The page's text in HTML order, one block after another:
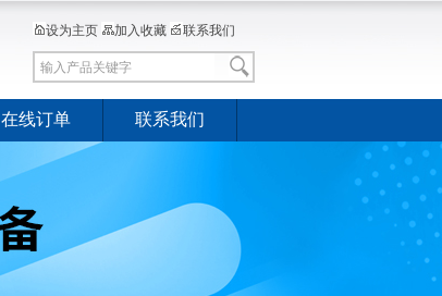
设为主页 加入收藏 联系我们
在线订单 联系我们